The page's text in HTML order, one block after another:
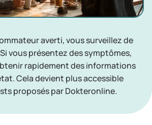
averti, vous surveillez de
vous présentez des symptômes,
rapidement des informations
Cela devient plus accessible
proposés par Dokteronline.